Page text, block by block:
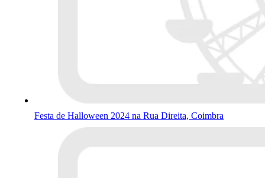
Festa de Halloween 2024 na Rua Direita, Coimbra